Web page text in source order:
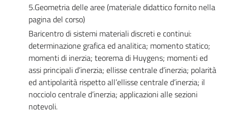
5.Geometria delle aree (materiale didattico fornito nella
pagina del corso)
Baricentro di sistemi materiali discreti e continui:
determinazione grafica ed analitica; momento statico;
momenti di inerzia; teorema di Huygens; momenti ed
assi principali d’inerzia; ellisse centrale d’inerzia; polarità
ed antipolarità rispetto all’ellisse centrale d’inerzia; il
nocciolo centrale d’inerzia; applicazioni alle sezioni
notevoli.